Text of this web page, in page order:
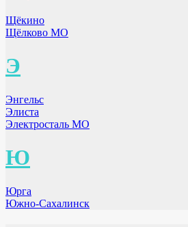
Щёкино
Щёлково МО
Э
Энгельс
Элиста
Электросталь МО
Ю
Юрга
Южно-Сахалинск